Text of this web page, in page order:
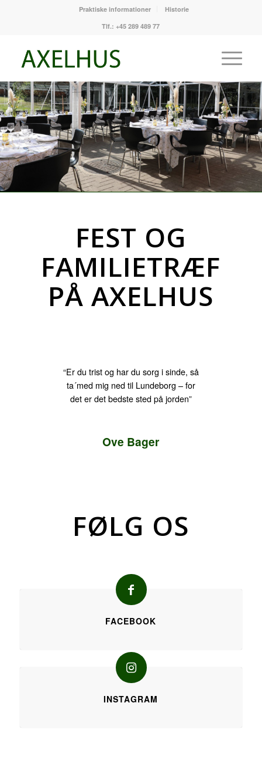
Praktiske informationer
Historie
Tlf.: +45 289 489 77
FEST OG
FAMILIETRÆF
PÅ AXELHUS
“Er du trist og har du sorg i sinde, så
ta´med mig ned til Lundeborg – for
det er det bedste sted på jorden”
Ove Bager
FØLG OS
FACEBOOK
INSTAGRAM